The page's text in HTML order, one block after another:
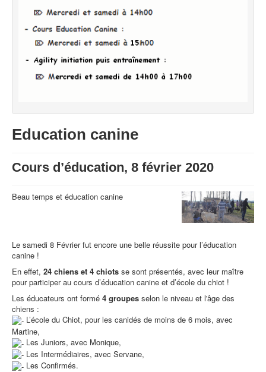
Education canine
Cours d’éducation, 8 février 2020
Beau temps et éducation canine
Le samedi 8 Février fut encore une belle réussite pour l’éducation
canine !
En effet, 24 chiens et 4 chiots se sont présentés, avec leur maître
pour participer au cours d’éducation canine et d’école du chiot !
Les éducateurs ont formé 4 groupes selon le niveau et l'âge des
chiens :
L’école du Chiot, pour les canidés de moins de 6 mois, avec
Martine,
Les Juniors, avec Monique,
Les Intermédiaires, avec Servane,
Les Confirmés.